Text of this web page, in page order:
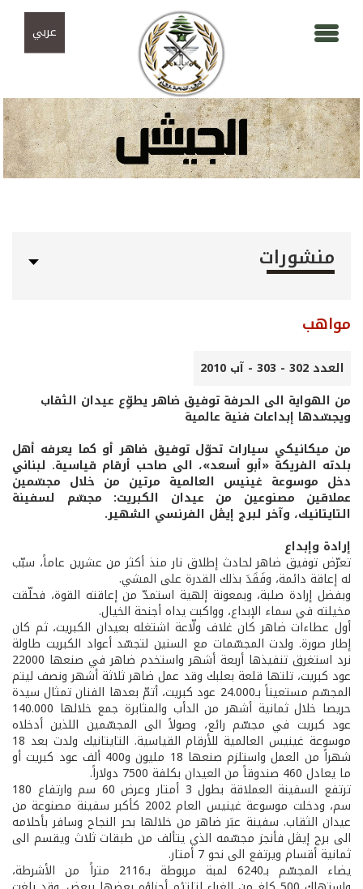
عربي
منشورات
مواهب
العدد 302 - 303 - آب 2010
من الهواية الى الحرفة توفيق ضاهر يطوِّع عيدان الثقاب
ويجسّدها إبداعات فنية عالمية
من ميكانيكي سيارات تحوّل توفيق ضاهر أو كما يعرفه أهل
بلدته الفريكة «أبو أسعد»، الى صاحب أرقام قياسية. لبناني
دخل موسوعة غينيس العالمية مرتين من خلال مجسّمين
عملاقين مصنوعين من عيدان الكبريت: مجسّم لسفينة
التايتانيك، وآخر لبرج إيڤل الفرنسي الشهير.
إرادة وإبداع
تعرّض توفيق ضاهر لحادث إطلاق نار منذ أكثر من عشرين عاماً، سبّب
له إعاقة دائمة، وفَقَدَ بذلك القدرة على المشي.
وبفضل إرادة صلبة، وبمعونة إلهية استمدّ من إعاقته القوة، فحلّقت
مخيلته في سماء الإبداع، وواكبت يداه أجنحة الخيال.
أول عطاءات ضاهر كان غلاف ولّاعة اشتغله بعيدان الكبريت، ثم كان
إطار صورة. ولدت المجسّمات مع السنين لتجسّد أعواد الكبريت طاولة
نرد استغرق تنفيذها أربعة أشهر واستخدم ضاهر في صنعها 22000
عود كبريت، تلتها قلعة بعلبك وقد عمل ضاهر ثلاثة أشهر ونصف ليتم
المجسّم مستعيناً بـ24.000 عود كبريت، أتمّ بعدها الفنان تمثال سيدة
حريصا خلال ثمانية أشهر من الدأب والمثابرة جمع خلالها 140.000
عود كبريت في مجسّم رائع، وصولاً الى المجسّمين اللذين أدخلاه
موسوعة غينيس العالمية للأرقام القياسية. التايتانيك ولدت بعد 18
شهراً من العمل واستلزم صنعها 18 مليون و400 ألف عود كبريت أو
ما يعادل 460 صندوقاً من العيدان بكلفة 7500 دولاراً.
ترتفع السفينة العملاقة بطول 3 أمتار وعرض 60 سم وارتفاع 180
سم، ودخلت موسوعة غينيس العام 2002 كأكبر سفينة مصنوعة من
عيدان الثقاب. سفينة عبَر ضاهر من خلالها بحر النجاح وسافر بأحلامه
الى برج إيڤل فأنجز مجسّمه الذي يتألف من طبقات ثلاث ويقسم الى
ثمانية أقسام ويرتفع الى نحو 7 أمتار.
يضاء المجسّم بـ6240 لمبة مربوطة بـ2116 متراً من الأشرطة،